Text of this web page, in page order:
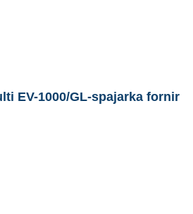
EV-1000/GL-spajarka fornir